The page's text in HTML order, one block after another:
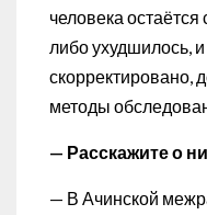
человека
либо ухудшилось,
скорректировано,
методы
— Расскажите о
— В Ачинской